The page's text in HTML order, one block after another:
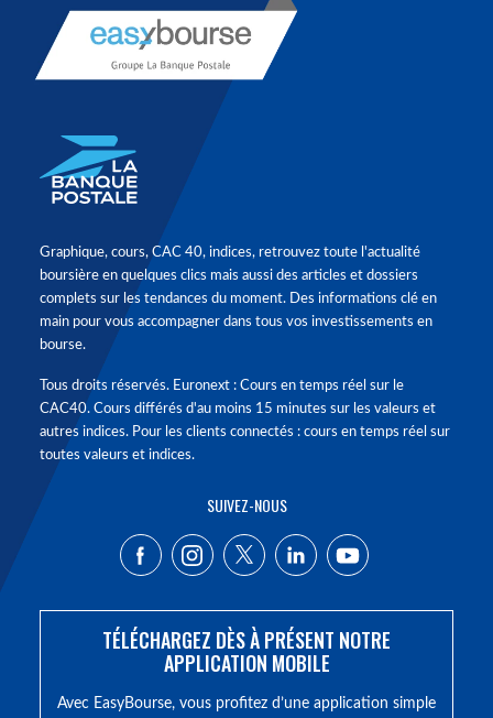
Graphique, cours, CAC 40, indices, retrouvez toute l'actualité
boursière en quelques clics mais aussi des articles et dossiers
complets sur les tendances du moment. Des informations clé en
main pour vous accompagner dans tous vos investissements en
bourse.
Tous droits réservés. Euronext : Cours en temps réel sur le
CAC40. Cours différés d'au moins 15 minutes sur les valeurs et
autres indices. Pour les clients connectés : cours en temps réel sur
toutes valeurs et indices.
SUIVEZ-NOUS
TÉLÉCHARGEZ DÈS À PRÉSENT NOTRE
APPLICATION MOBILE
Avec EasyBourse, vous profitez d’une application simple